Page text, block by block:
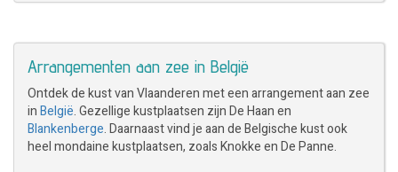
Arrangementen aan zee in België
Ontdek de kust van Vlaanderen met een arrangement aan zee
inBelgië. Gezellige kustplaatsen zijn De Haan en
Blankenberge. Daarnaast vind je aan de Belgische kust ook
heel mondaine kustplaatsen, zoals Knokke en De Panne.